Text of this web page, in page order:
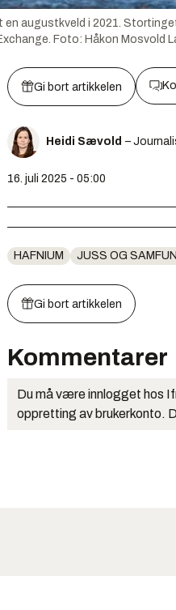
augustkveld i 2021.
Foto: Håkon Mosvold
Gi bort artikkelen
Heidi Sævold –
16. juli 2025 - 05:00
HAFNIUM JUSS OG
Gi bort artikkelen
Kommentarer
Du må være innlogget hos
oppretting av brukerkonto.